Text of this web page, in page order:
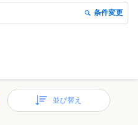
条件変更
並び替え